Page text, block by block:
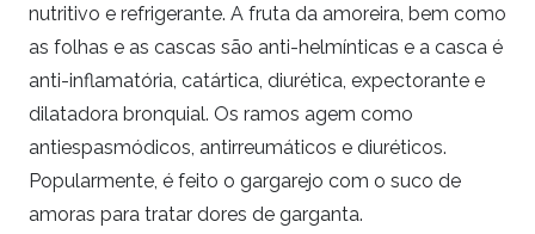
nutritivo e refrigerante. A fruta da amoreira, bem como
as folhas e as cascas são anti-helmínticas e a casca é
anti-inflamatória, catártica, diurética, expectorante e
dilatadora bronquial. Os ramos agem como
antiespasmódicos, antirreumáticos e diuréticos.
Popularmente, é feito o gargarejo com o suco de
amoras para tratar dores de garganta.